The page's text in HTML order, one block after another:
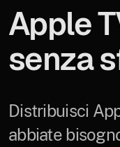
Apple
senza
Distribuisci
abbiate